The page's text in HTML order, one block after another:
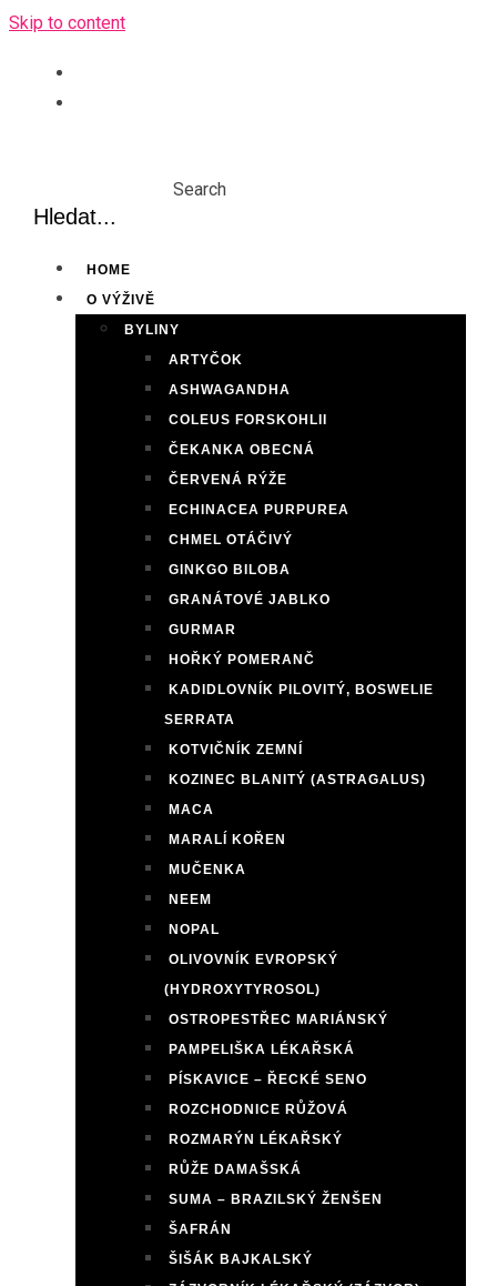
Skip to content
Search
HOME
O VÝŽIVĚ
BYLINY
ARTYČOK
ASHWAGANDHA
COLEUS FORSKOHLII
ČEKANKA OBECNÁ
ČERVENÁ RÝŽE
ECHINACEA PURPUREA
CHMEL OTÁČIVÝ
GINKGO BILOBA
GRANÁTOVÉ JABLKO
GURMAR
HOŘKÝ POMERANČ
KADIDLOVNÍK PILOVITÝ, BOSWELIE
SERRATA
KOTVIČNÍK ZEMNÍ
KOZINEC BLANITÝ (ASTRAGALUS)
MACA
MARALÍ KOŘEN
MUČENKA
NEEM
NOPAL
OLIVOVNÍK EVROPSKÝ
(HYDROXYTYROSOL)
OSTROPESTŘEC MARIÁNSKÝ
PAMPELIŠKA LÉKAŘSKÁ
PÍSKAVICE – ŘECKÉ SENO
ROZCHODNICE RŮŽOVÁ
ROZMARÝN LÉKAŘSKÝ
RŮŽE DAMAŠSKÁ
SUMA – BRAZILSKÝ ŽENŠEN
ŠAFRÁN
ŠIŠÁK BAJKALSKÝ